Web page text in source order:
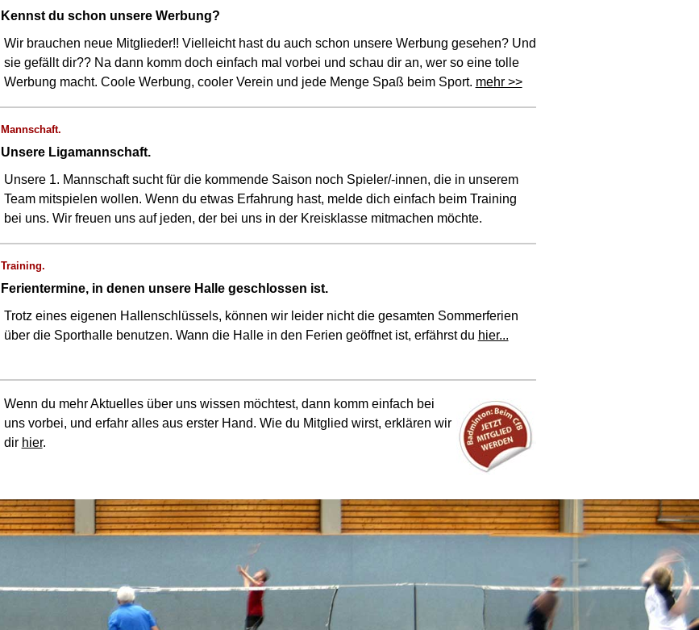
Kennst du schon unsere Werbung?
Wir brauchen neue Mitglieder!! Vielleicht hast du auch schon unsere Werbung gesehen? Und
sie gefällt dir?? Na dann komm doch einfach mal vorbei und schau dir an, wer so eine tolle
Werbung macht. Coole Werbung, cooler Verein und jede Menge Spaß beim Sport. mehr >>
Mannschaft.
Unsere Ligamannschaft.
Unsere 1. Mannschaft sucht für die kommende Saison noch Spieler/-innen, die in unserem
Team mitspielen wollen. Wenn du etwas Erfahrung hast, melde dich einfach beim Training
bei uns. Wir freuen uns auf jeden, der bei uns in der Kreisklasse mitmachen möchte.
Training.
Ferientermine, in denen unsere Halle geschlossen ist.
Trotz eines eigenen Hallenschlüssels, können wir leider nicht die gesamten Sommerferien
über die Sporthalle benutzen. Wann die Halle in den Ferien geöffnet ist, erfährst du hier...
Wenn du mehr Aktuelles über uns wissen möchtest, dann komm einfach bei
uns vorbei, und erfahr alles aus erster Hand. Wie du Mitglied wirst, erklären wir
dir hier.